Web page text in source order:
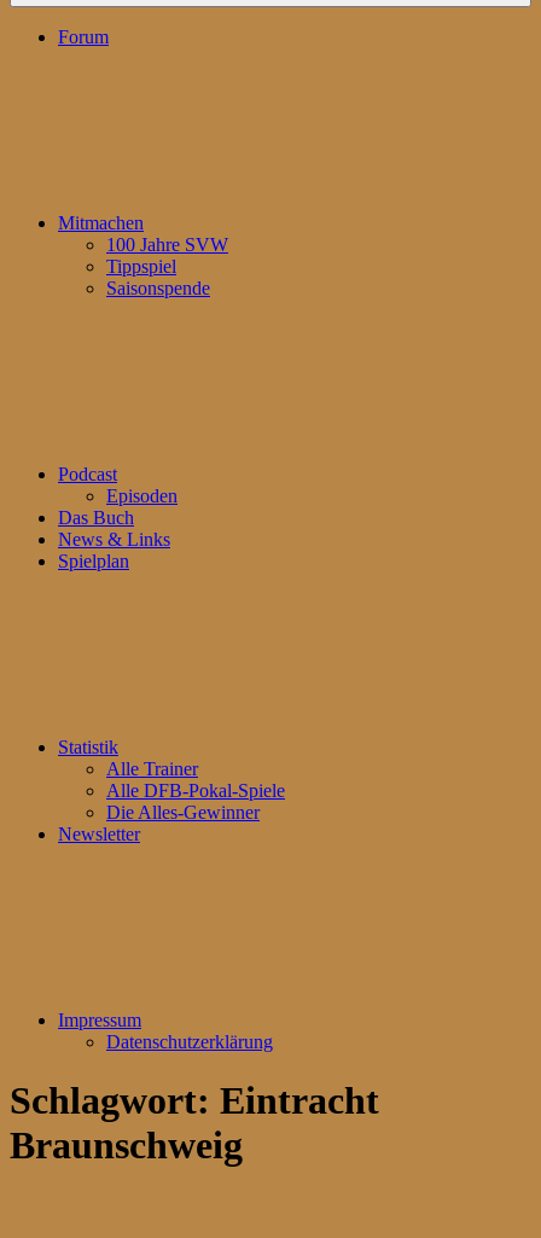
Forum
Mitmachen
100 Jahre SVW
Tippspiel
Saisonspende
Podcast
Episoden
Das Buch
News & Links
Spielplan
Statistik
Alle Trainer
Alle DFB-Pokal-Spiele
Die Alles-Gewinner
Newsletter
Impressum
Datenschutzerklärung
Schlagwort: Eintracht
Braunschweig